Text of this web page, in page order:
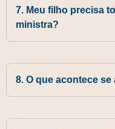
7. Meu filho precisa
ministra?
8. O que acontece